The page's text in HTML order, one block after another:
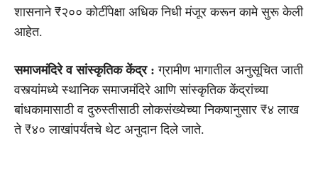
शासनाने ₹२०० कोटींपेक्षा अधिक निधी मंजूर करून कामे सुरू केली
आहेत.
समाजमंदिरे व सांस्कृतिक केंद्र :ग्रामीण भागातील अनुसूचित जाती
वस्त्यांमध्ये स्थानिक समाजमंदिरे आणि सांस्कृतिक केंद्रांच्या
बांधकामासाठी व दुरुस्तीसाठी लोकसंख्येच्या निकषानुसार ₹४ लाख
ते ₹४० लाखांपर्यंतचे थेट अनुदान दिले जाते.